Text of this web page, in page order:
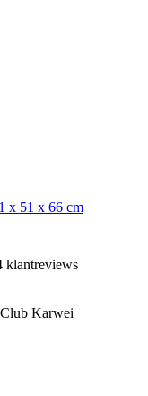
x 51 x 66 cm
klantreviews
Karwei